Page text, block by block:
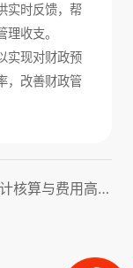
实时反馈，帮
收支。
现对财政预
，改善财政管
上一篇：业财一体化软件：助力企业会计核算与费用高效管理！